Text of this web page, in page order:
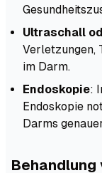
Ultraschall
Verletzungen,
im Darm.
Endoskopie:
Endoskopie
Darms
Behandlung